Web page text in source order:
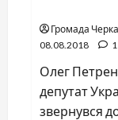
Громада
08.08.2018
1
Олег
депутат
звернувся